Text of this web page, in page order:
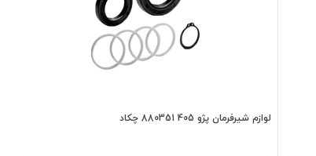
لوازم شیرفرمان پژو 405 880351 چکاد